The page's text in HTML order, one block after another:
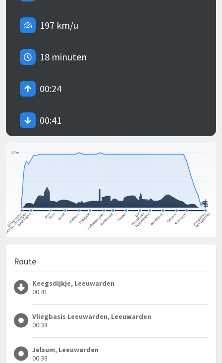
197 km/u
18 minuten
00:24
00:41
Route
Keegsdijkje, Leeuwarden
00:41
Vliegbasis Leeuwarden, Leeuwarden
00:38
Jelsum, Leeuwarden
00:38